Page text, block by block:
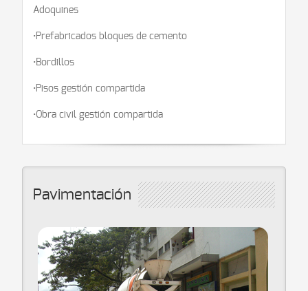
Adoquines
• Prefabricados bloques de cemento
•Bordillos
•Pisos gestión compartida
•Obra civil gestión compartida
Pavimentación